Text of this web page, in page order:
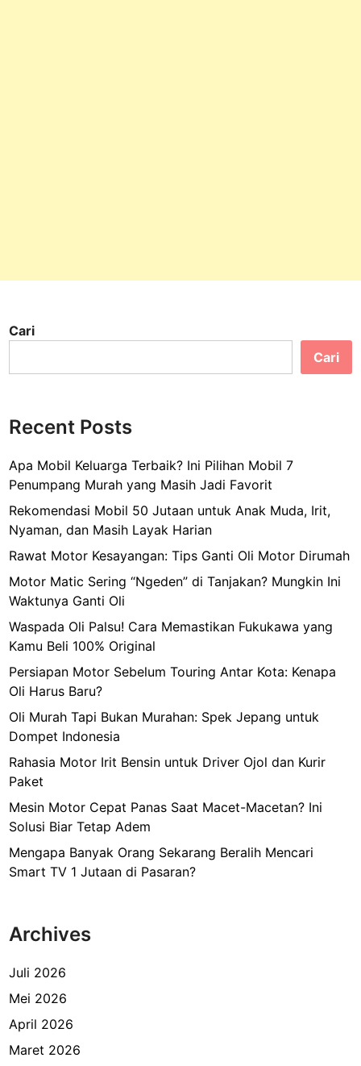
Cari
Cari
Recent Posts
Apa Mobil Keluarga Terbaik? Ini Pilihan Mobil 7
Penumpang Murah yang Masih Jadi Favorit
Rekomendasi Mobil 50 Jutaan untuk Anak Muda, Irit,
Nyaman, dan Masih Layak Harian
Rawat Motor Kesayangan: Tips Ganti Oli Motor Dirumah
Motor Matic Sering “Ngeden” di Tanjakan? Mungkin Ini
Waktunya Ganti Oli
Waspada Oli Palsu! Cara Memastikan Fukukawa yang
Kamu Beli 100% Original
Persiapan Motor Sebelum Touring Antar Kota: Kenapa
Oli Harus Baru?
Oli Murah Tapi Bukan Murahan: Spek Jepang untuk
Dompet Indonesia
Rahasia Motor Irit Bensin untuk Driver Ojol dan Kurir
Paket
Mesin Motor Cepat Panas Saat Macet-Macetan? Ini
Solusi Biar Tetap Adem
Mengapa Banyak Orang Sekarang Beralih Mencari
Smart TV 1 Jutaan di Pasaran?
Archives
Juli 2026
Mei 2026
April 2026
Maret 2026